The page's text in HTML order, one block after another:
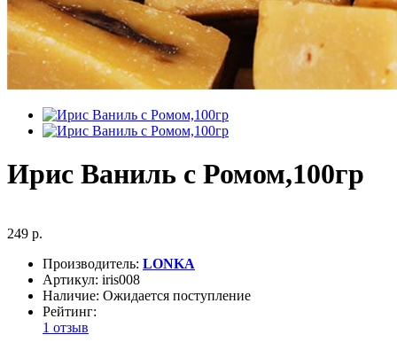
Ирис Ваниль с Ромом,100гр
249 р.
Производитель: LONKA
Артикул: iris008
Наличие: Ожидается поступление
Рейтинг:
1 отзыв